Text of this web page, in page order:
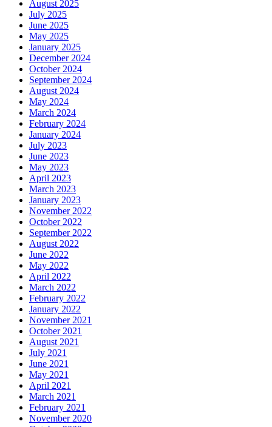
August 2025
July 2025
June 2025
May 2025
January 2025
December 2024
October 2024
September 2024
August 2024
May 2024
March 2024
February 2024
January 2024
July 2023
June 2023
May 2023
April 2023
March 2023
January 2023
November 2022
October 2022
September 2022
August 2022
June 2022
May 2022
April 2022
March 2022
February 2022
January 2022
November 2021
October 2021
August 2021
July 2021
June 2021
May 2021
April 2021
March 2021
February 2021
November 2020